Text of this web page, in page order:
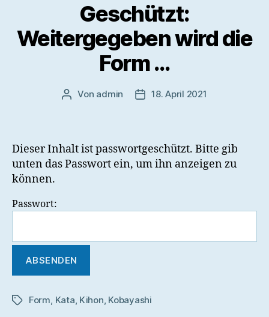
Geschützt:
Weitergegeben wird die
Form …
Beitragsautor
Von admin Veröffentlichungsdatum
18. April 2021
Dieser Inhalt ist passwortgeschützt. Bitte gib
unten das Passwort ein, um ihn anzeigen zu
können.
Passwort:
Schlagwörter
Form, Kata, Kihon, Kobayashi